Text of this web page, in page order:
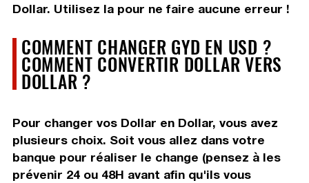
Dollar. Utilisez la pour ne faire aucune erreur !
COMMENT CHANGER GYD EN USD ?
COMMENT CONVERTIR DOLLAR VERS
DOLLAR ?
Pour changer vos Dollar en Dollar, vous avez
plusieurs choix. Soit vous allez dans votre
banque pour réaliser le change (pensez à les
prévenir 24 ou 48H avant afin qu'ils vous